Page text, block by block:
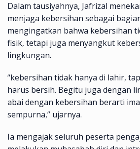
Dalam tausiyahnya, Jafrizal
menjaga kebersihan sebagai
mengingatkan bahwa kebersihan
fisik, tetapi juga menyangkut
lingkungan.
“kebersihan tidak hanya di lahir,
harus bersih. Begitu juga dengan
abai dengan kebersihan berarti
sempurna,” ujarnya.
Ia mengajak seluruh peserta